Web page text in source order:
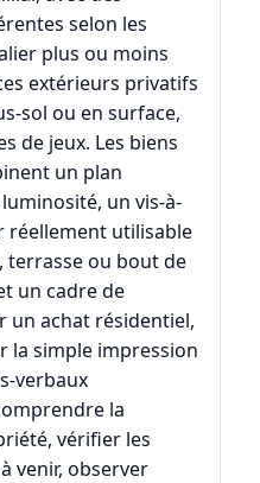
selon les
plus ou moins
extérieurs privatifs
sol ou en surface,
de jeux. Les biens
un plan
un vis-à-
réellement utilisable
terrasse ou bout de
un cadre de
un achat résidentiel,
la simple impression
verbaux
la
vérifier les
venir, observer